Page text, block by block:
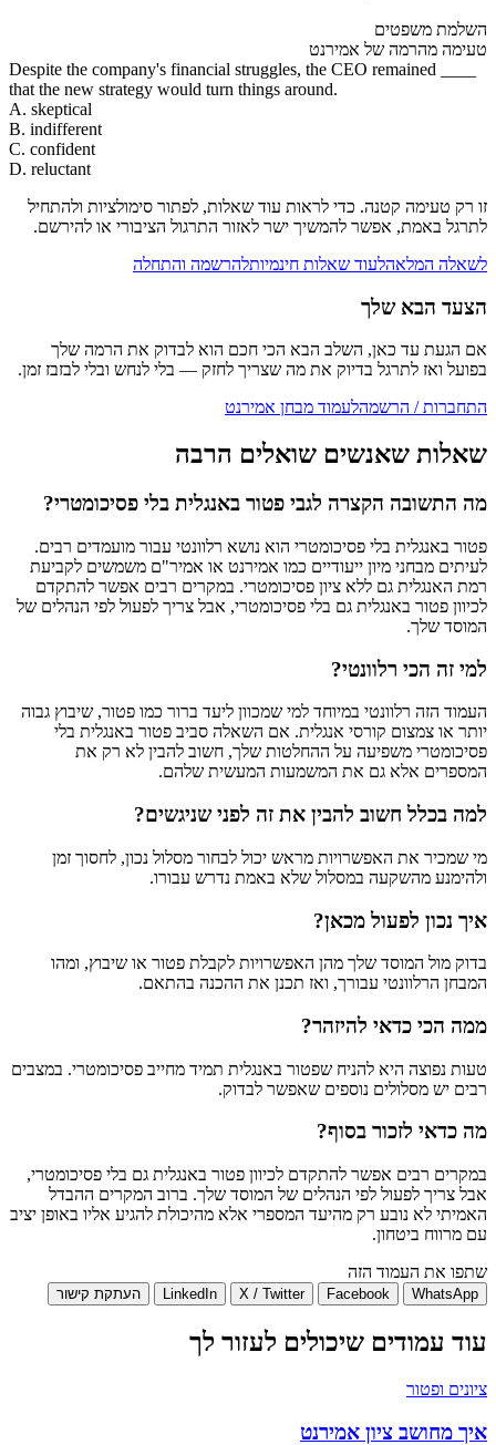
השלמת משפטים
טעימה מהרמה של אמירנט
Despite the company's financial struggles, the CEO remained ____
that the new strategy would turn things around.
A. skeptical
B. indifferent
C. confident
D. reluctant
זו רק טעימה קטנה. כדי לראות עוד שאלות, לפתור סימולציות ולהתחיל
לתרגל באמת, אפשר להמשיך ישר לאזור התרגול הציבורי או להירשם.
לשאלה המלאהלעוד שאלות חינמיותלהרשמה והתחלה
הצעד הבא שלך
אם הגעת עד כאן, השלב הבא הכי חכם הוא לבדוק את הרמה שלך
בפועל ואז לתרגל בדיוק את מה שצריך לחזק — בלי לנחש ובלי לבזבז זמן.
התחברות / הרשמהלעמוד מבחן אמירנט
שאלות שאנשים שואלים הרבה
מה התשובה הקצרה לגבי פטור באנגלית בלי פסיכומטרי?
פטור באנגלית בלי פסיכומטרי הוא נושא רלוונטי עבור מועמדים רבים.
לעיתים מבחני מיון ייעודיים כמו אמירנט או אמיר"ם משמשים לקביעת
רמת האנגלית גם ללא ציון פסיכומטרי. במקרים רבים אפשר להתקדם
לכיוון פטור באנגלית גם בלי פסיכומטרי, אבל צריך לפעול לפי הנהלים של
המוסד שלך.
למי זה הכי רלוונטי?
העמוד הזה רלוונטי במיוחד למי שמכוון ליעד ברור כמו פטור, שיבוץ גבוה
יותר או צמצום קורסי אנגלית. אם השאלה סביב פטור באנגלית בלי
פסיכומטרי משפיעה על ההחלטות שלך, חשוב להבין לא רק את
המספרים אלא גם את המשמעות המעשית שלהם.
למה בכלל חשוב להבין את זה לפני שניגשים?
מי שמכיר את האפשרויות מראש יכול לבחור מסלול נכון, לחסוך זמן
ולהימנע מהשקעה במסלול שלא באמת נדרש עבורו.
איך נכון לפעול מכאן?
בדוק מול המוסד שלך מהן האפשרויות לקבלת פטור או שיבוץ, ומהו
המבחן הרלוונטי עבורך, ואז תכנן את ההכנה בהתאם.
ממה הכי כדאי להיזהר?
טעות נפוצה היא להניח שפטור באנגלית תמיד מחייב פסיכומטרי. במצבים
רבים יש מסלולים נוספים שאפשר לבדוק.
מה כדאי לזכור בסוף?
במקרים רבים אפשר להתקדם לכיוון פטור באנגלית גם בלי פסיכומטרי,
אבל צריך לפעול לפי הנהלים של המוסד שלך. ברוב המקרים ההבדל
האמיתי לא נובע רק מהיעד המספרי אלא מהיכולת להגיע אליו באופן יציב
עם מרווח ביטחון.
שתפו את העמוד הזה
WhatsApp
Facebook
X / Twitter
LinkedIn העתקת קישור
עוד עמודים שיכולים לעזור לך
ציונים ופטור
איך מחושב ציון אמירנט